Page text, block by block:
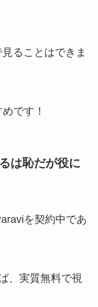
ることはできま
です！
は恥だが役に
を契約中であ
、実質無料で視